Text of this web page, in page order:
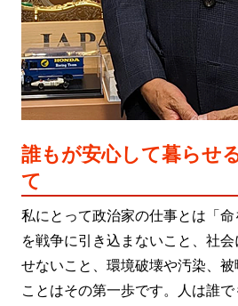
誰もが安心して暮らせ
て
私にとって政治家の仕事とは「
を戦争に引き込まないこと、社
せないこと、環境破壊や汚染、
ことはその第一歩です。人は誰